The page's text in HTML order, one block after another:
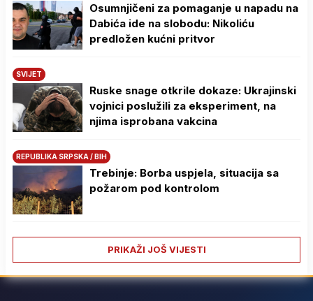
Osumnjičeni za pomaganje u napadu na
Dabića ide na slobodu: Nikoliću
predložen kućni pritvor
SVIJET
Ruske snage otkrile dokaze: Ukrajinski
vojnici poslužili za eksperiment, na
njima isprobana vakcina
REPUBLIKA SRPSKA / BIH
Trebinje: Borba uspjela, situacija sa
požarom pod kontrolom
PRIKAŽI JOŠ VIJESTI